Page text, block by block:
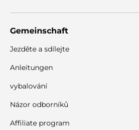
Gemeinschaft
Jezděte a sdílejte
Anleitungen
vybalování
Názor odborníků
Affiliate program